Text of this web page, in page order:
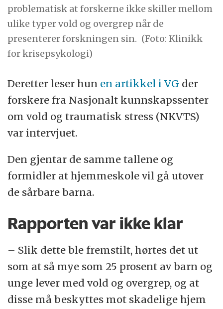
problematisk at forskerne ikke skiller mellom
ulike typer vold og overgrep når de
presenterer forskningen sin. (Foto: Klinikk
for krisepsykologi)
Deretter leser hun en artikkel i VG der
forskere fra Nasjonalt kunnskapssenter
om vold og traumatisk stress (NKVTS)
var intervjuet.
Den gjentar de samme tallene og
formidler at hjemmeskole vil gå utover
de sårbare barna.
Rapporten var ikke klar
– Slik dette ble fremstilt, hørtes det ut
som at så mye som 25 prosent av barn og
unge lever med vold og overgrep, og at
disse må beskyttes mot skadelige hjem